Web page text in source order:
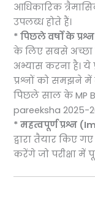
आधिकारिक
उपलब्ध होते हैं।
* पिछले वर्षों के
के लिए सबसे अच्छा
अभ्यास करना है। ये
प्रश्नों को समझने
पिछले साल के MP
pareeksha 2025-
* महत्वपूर्ण प्रश्न
द्वारा तैयार किए
करेंगे जो परीक्षा में